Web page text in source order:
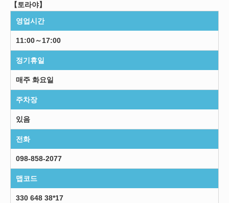
【토라야】
영업시간
11:00～17:00
정기휴일
매주 화요일
주차장
있음
전화
098-858-2077
맵코드
330 648 38*17